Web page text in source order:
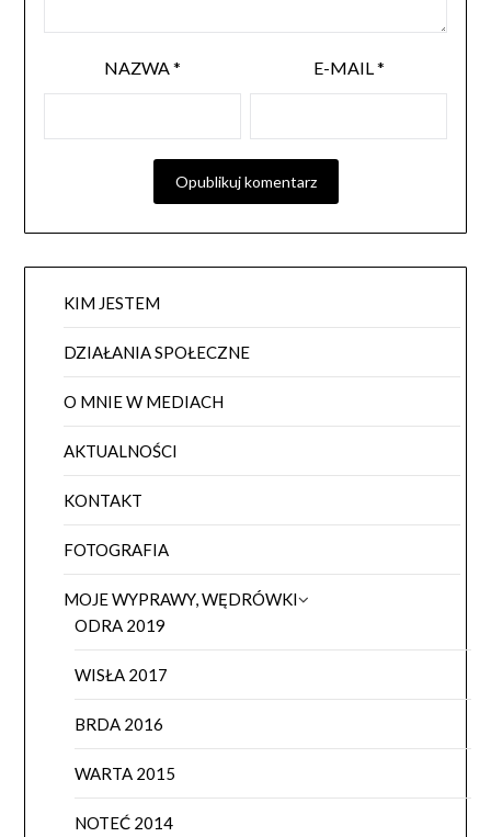
NAZWA* E-MAIL*
KIM JESTEM
DZIAŁANIA SPOŁECZNE
O MNIE W MEDIACH
AKTUALNOŚCI
KONTAKT
FOTOGRAFIA
MOJE WYPRAWY, WĘDRÓWKI
ODRA 2019
WISŁA 2017
BRDA 2016
WARTA 2015
NOTEĆ 2014